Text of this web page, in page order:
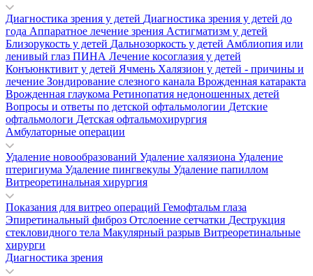
Диагностика зрения у детей Диагностика зрения у детей до
года Аппаратное лечение зрения Астигматизм у детей
Близорукость у детей Дальнозоркость у детей Амблиопия или
ленивый глаз ПИНА Лечение косоглазия у детей
Конъюнктивит у детей Ячмень Халязион у детей - причины и
лечение Зондирование слезного канала Врожденная катаракта
Врожденная глаукома Ретинопатия недоношенных детей
Вопросы и ответы по детской офтальмологии Детские
офтальмологи Детская офтальмохирургия
Амбулаторные операции
Удаление новообразований Удаление халязиона Удаление
птеригиума Удаление пингвекулы Удаление папиллом
Витреоретинальная хирургия
Показания для витрео операций Гемофтальм глаза
Эпиретинальный фиброз Отслоение сетчатки Деструкция
стекловидного тела Макулярный разрыв Витреоретинальные
хирурги
Диагностика зрения